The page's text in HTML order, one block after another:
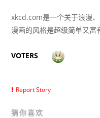
xkcd.com是一个关于浪漫
漫画的风格是超级简单又富
VOTERS
Report Story
猜你喜欢